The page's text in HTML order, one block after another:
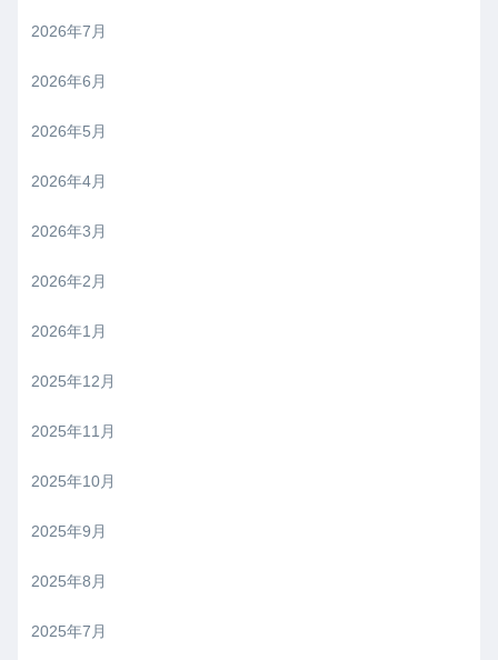
2026年7月
2026年6月
2026年5月
2026年4月
2026年3月
2026年2月
2026年1月
2025年12月
2025年11月
2025年10月
2025年9月
2025年8月
2025年7月